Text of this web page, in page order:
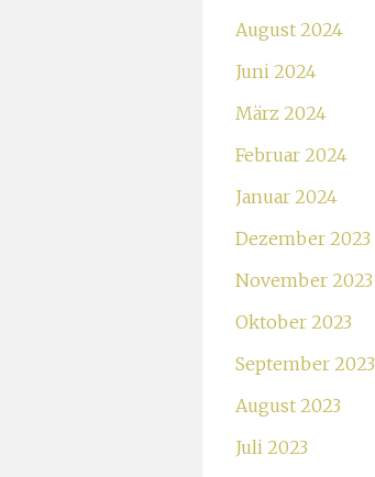
August 2024
Juni 2024
März 2024
Februar 2024
Januar 2024
Dezember 2023
November 2023
Oktober 2023
September 2023
August 2023
Juli 2023